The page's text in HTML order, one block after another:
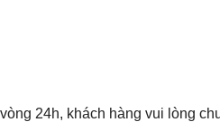
24h, khách hàng vui lòng